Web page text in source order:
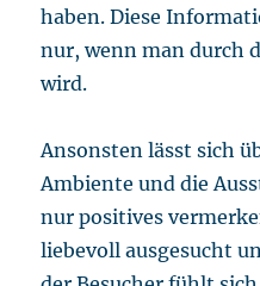
haben. Diese
nur, wenn man durch
wird.
Ansonsten lässt sich
Ambiente und die
nur positives
liebevoll ausgesucht